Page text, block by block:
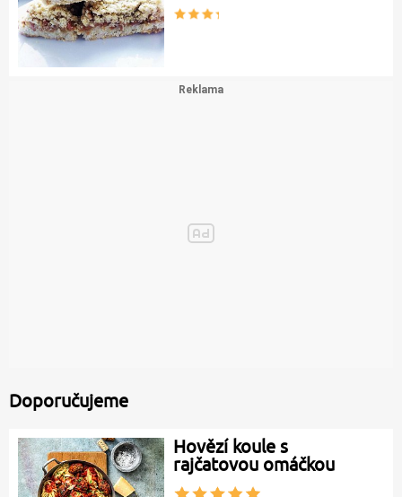
Doporučujeme
Hovězí koule s
rajčatovou omáčkou